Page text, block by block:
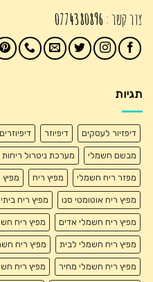
צור קשר : 0774380896
תגיות
דיפזיור לעסקים דיפיוזר
מבשם חשמלי מערכת ניטרול
מפזר ריח חשמלי מפיץ ריח
מפיץ ריח אוטומטי סנו מפיץ ריח ביתי
מפיץ ריח חשמלי אדים מפיץ ריח
מפיץ ריח חשמלי לבית מפיץ ריח
מפיץ ריח חשמלי מחיר מפיץ ריח